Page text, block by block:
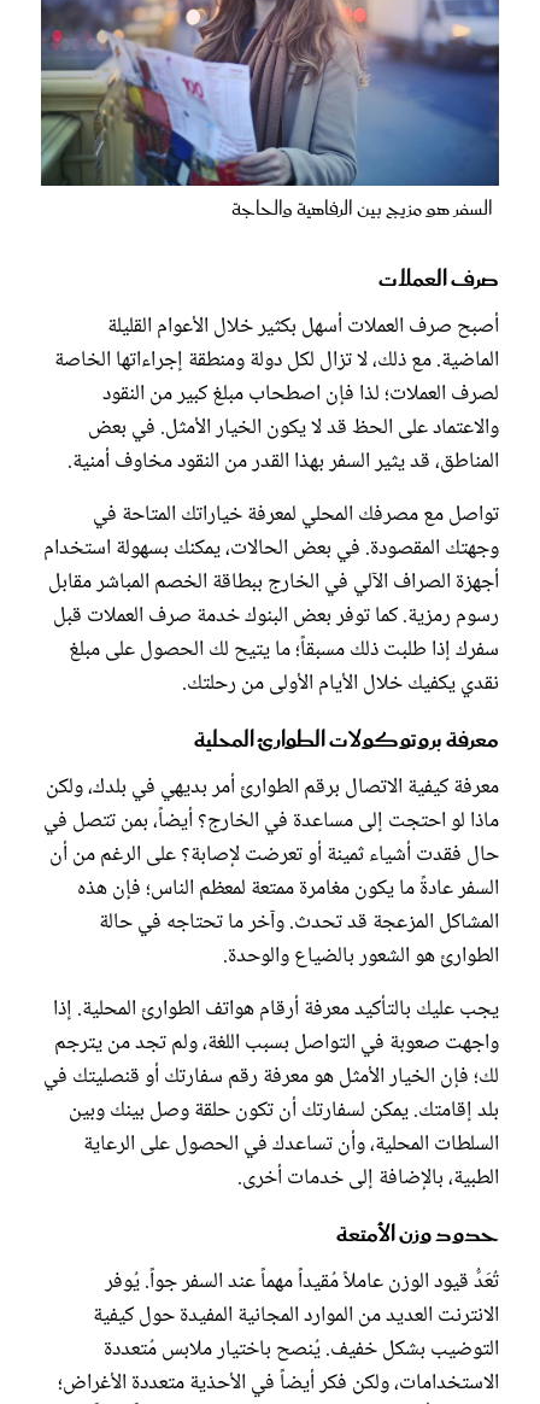
السفر هو مزيج بين الرفاهية والحاجة
صرف العملات
أصبح صرف العملات أسهل بكثير خلال الأعوام القليلة
الماضية. مع ذلك، لا تزال لكل دولة ومنطقة إجراءاتها الخاصة
لصرف العملات؛ لذا فإن اصطحاب مبلغ كبير من النقود
والاعتماد على الحظ قد لا يكون الخيار الأمثل. في بعض
المناطق، قد يثير السفر بهذا القدر من النقود مخاوف أمنية.
تواصل مع مصرفك المحلي لمعرفة خياراتك المتاحة في
وجهتك المقصودة. في بعض الحالات، يمكنك بسهولة استخدام
أجهزة الصراف الآلي في الخارج ببطاقة الخصم المباشر مقابل
رسوم رمزية. كما توفر بعض البنوك خدمة صرف العملات قبل
سفرك إذا طلبت ذلك مسبقاً؛ ما يتيح لك الحصول على مبلغ
نقدي يكفيك خلال الأيام الأولى من رحلتك.
معرفة بروتوكولات الطوارئ المحلية
معرفة كيفية الاتصال برقم الطوارئ أمر بديهي في بلدك، ولكن
ماذا لو احتجت إلى مساعدة في الخارج؟ أيضاً، بمن تتصل في
حال فقدت أشياء ثمينة أو تعرضت لإصابة؟ على الرغم من أن
السفر عادةً ما يكون مغامرة ممتعة لمعظم الناس؛ فإن هذه
المشاكل المزعجة قد تحدث. وآخر ما تحتاجه في حالة
الطوارئ هو الشعور بالضياع والوحدة.
يجب عليك بالتأكيد معرفة أرقام هواتف الطوارئ المحلية. إذا
واجهت صعوبة في التواصل بسبب اللغة، ولم تجد من يترجم
لك؛ فإن الخيار الأمثل هو معرفة رقم سفارتك أو قنصليتك في
بلد إقامتك. يمكن لسفارتك أن تكون حلقة وصل بينك وبين
السلطات المحلية، وأن تساعدك في الحصول على الرعاية
الطبية، بالإضافة إلى خدمات أخرى.
حدود وزن الأمتعة
تُعَدُّ قيود الوزن عاملاً مُقيداً مهماً عند السفر جواً. يُوفر
الانترنت العديد من الموارد المجانية المفيدة حول كيفية
التوضيب بشكل خفيف. يُنصح باختيار ملابس مُتعددة
الاستخدامات، ولكن فكر أيضاً في الأحذية متعددة الأغراض؛